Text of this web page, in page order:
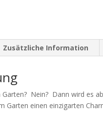
Zusätzliche Information
Garten? Nein? Dann wird es
Garten einen einzigarten